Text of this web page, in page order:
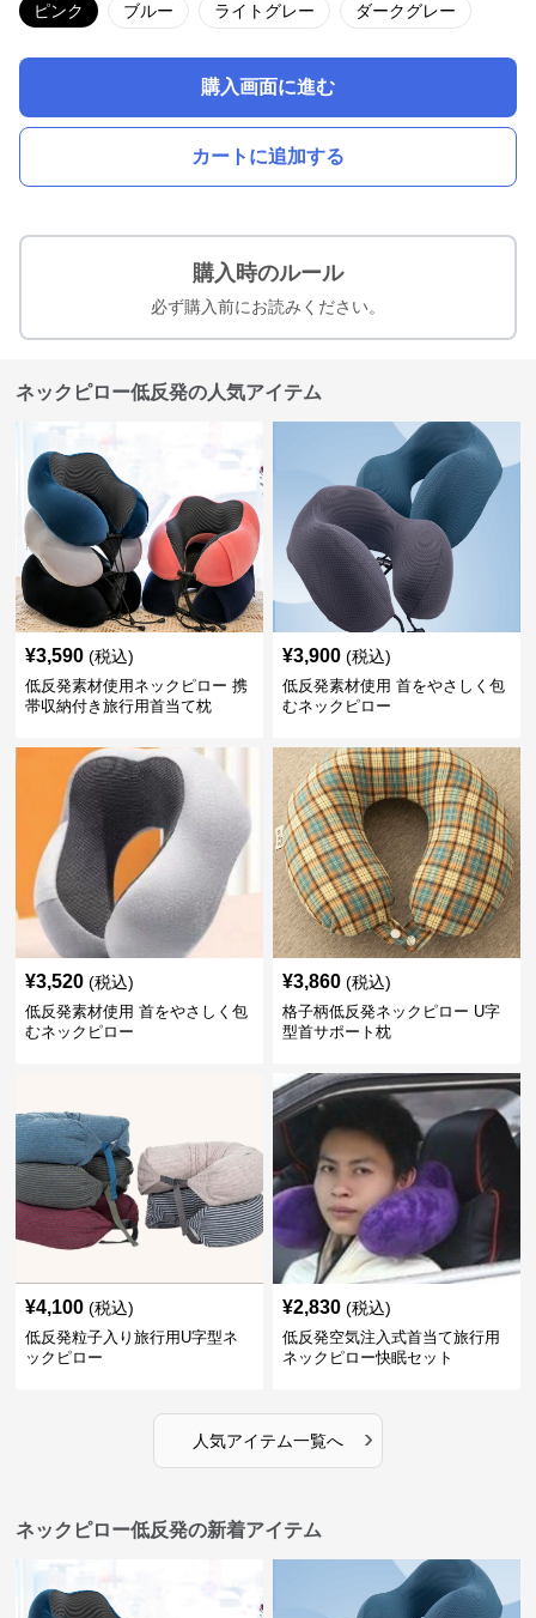
ピンク ブルー ライトグレー ダークグレー
購入画面に進む
カートに追加する
購入時のルール
必ず購入前にお読みください。
ネックピロー低反発の人気アイテム
¥3,590 (税込)
低反発素材使用ネックピロー 携
帯収納付き旅行用首当て枕
¥3,900 (税込)
低反発素材使用 首をやさしく包
むネックピロー
¥3,520 (税込)
低反発素材使用 首をやさしく包
むネックピロー
¥3,860 (税込)
格子柄低反発ネックピロー U字
型首サポート枕
¥4,100 (税込)
低反発粒子入り旅行用U字型ネ
ックピロー
¥2,830 (税込)
低反発空気注入式首当て旅行用
ネックピロー快眠セット
人気アイテム一覧へ ›
ネックピロー低反発の新着アイテム